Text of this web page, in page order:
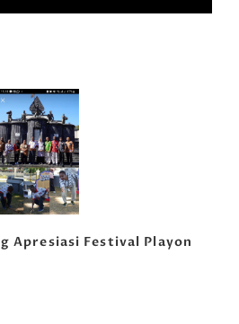
Apresiasi Festival Playon